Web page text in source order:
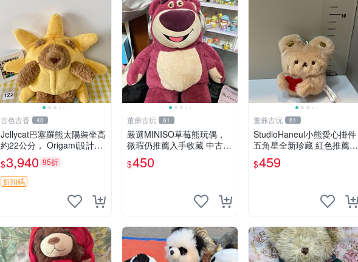
古色古香 40
Jellycat巴塞羅熊太陽裝坐高
約22公分， Origami設計，
來自越南。嚴選 Recomme
ndation！巴塞羅、 Origami
熊、Jelly
$3,940 95折
折扣碼
董爺古玩 61
嚴選MINISO草莓熊玩偶，
微瑕仍推薦入手收藏 中古 M
INISO 草莓熊 玩具 收藏
$450
董爺古玩 61
StudioHaneul小熊愛心掛件
五角星全新珍藏 紅色推薦收
藏 玩具掛飾 掛件 新品
$459